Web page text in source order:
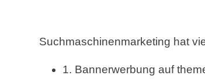
Suchmaschinenmarketing hat
1. Bannerwerbung auf